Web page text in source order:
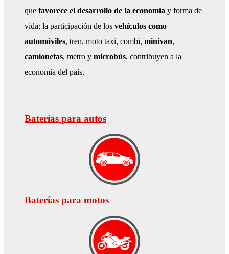
que favorece el desarrollo de la economía y forma de
vida; la participación de los vehículos como
automóviles, tren, moto taxi, combi, minivan,
camionetas, metro y microbús, contribuyen a la
economía del país.
Baterías para autos
Baterías para motos